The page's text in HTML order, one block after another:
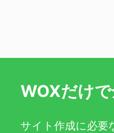
WOXだけ
サイト作成に必要